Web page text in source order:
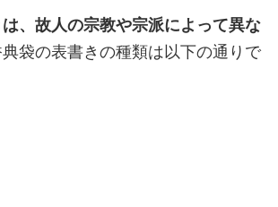
、故人の宗教や宗派によって異な
袋の表書きの種類は以下の通りで